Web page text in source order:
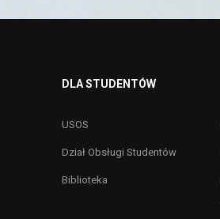
DLA STUDENTÓW
USOS
Dział Obsługi Studentów
Biblioteka